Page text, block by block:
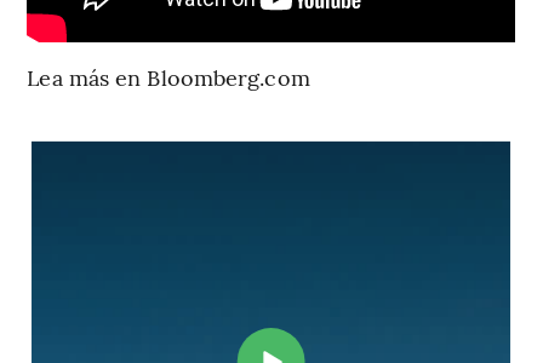
Lea más en Bloomberg.com